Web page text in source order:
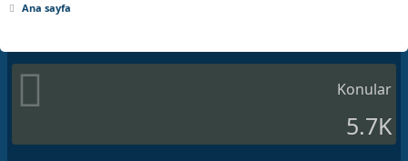
Ana sayfa
Konular
5.7K